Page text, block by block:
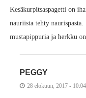
Kesäkurpitsaspagetti on
nauriista tehty
mustapippuria ja herkku
PEGGY
28 elokuun, 2017 -